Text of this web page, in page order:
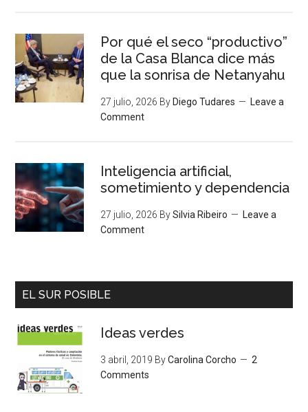
Por qué el seco “productivo”
de la Casa Blanca dice más
que la sonrisa de Netanyahu
27 julio, 2026 By Diego Tudares
Leave a
Comment
Inteligencia artificial,
sometimiento y dependencia
27 julio, 2026 BySilvia Ribeiro
Leave a
Comment
EL SUR POSIBLE
Ideas verdes
3 abril, 2019 ByCarolina Corcho
2
Comments